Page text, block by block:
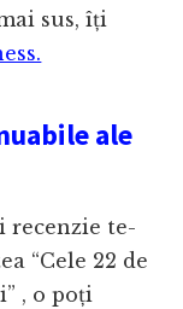
sus, îți
ale
recenzie te-
“Cele 22 de
, o poți